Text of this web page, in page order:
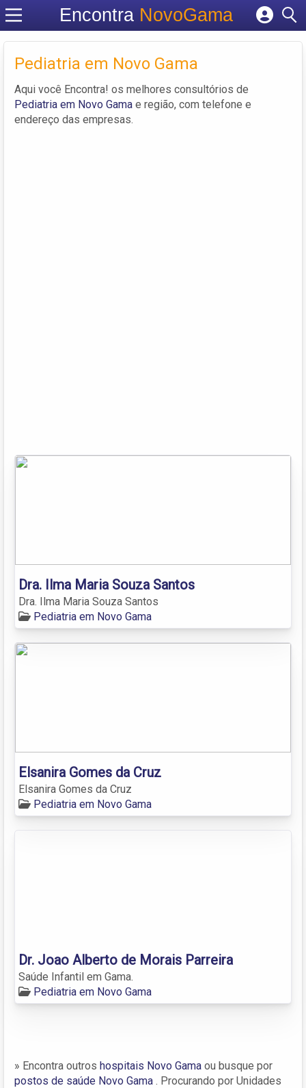
Encontra NovoGama
Cadastrar empresa
Criar conta
Pediatria em Novo Gama
Aqui você Encontra! os melhores consultórios de
Pediatria em Novo Gama e região, com telefone e
endereço das empresas.
Dra. Ilma Maria Souza Santos
Dra. Ilma Maria Souza Santos
Pediatria em Novo Gama
Elsanira Gomes da Cruz
Elsanira Gomes da Cruz
Pediatria em Novo Gama
Dr. Joao Alberto de Morais Parreira
Saúde Infantil em Gama.
Pediatria em Novo Gama
» Encontra outros hospitais Novo Gama ou busque por
postos de saúde Novo Gama . Procurando por Unidades